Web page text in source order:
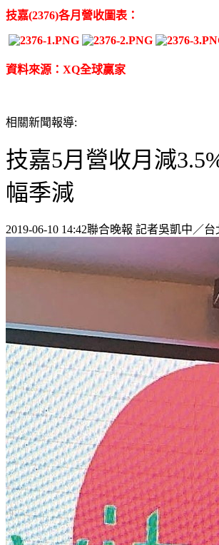
技嘉(2376)各月營收圖表：
資料來源：XQ全球贏家
相關新聞報導:
技嘉5月營收月減
幅季減
2019-06-10 14:42聯合晚報 記者吳凱中／